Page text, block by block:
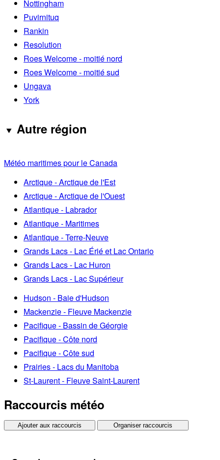
Nottingham
Puvirnituq
Rankin
Resolution
Roes Welcome - moitié nord
Roes Welcome - moitié sud
Ungava
York
Autre région
Météo maritimes pour le Canada
Arctique - Arctique de l'Est
Arctique - Arctique de l'Ouest
Atlantique - Labrador
Atlantique - Maritimes
Atlantique - Terre-Neuve
Grands Lacs - Lac Érié et Lac Ontario
Grands Lacs - Lac Huron
Grands Lacs - Lac Supérieur
Hudson - Baie d'Hudson
Mackenzie - Fleuve Mackenzie
Pacifique - Bassin de Géorgie
Pacifique - Côte nord
Pacifique - Côte sud
Prairies - Lacs du Manitoba
St-Laurent - Fleuve Saint-Laurent
Raccourcis météo
Ajouter aux raccourcis Organiser raccourcis